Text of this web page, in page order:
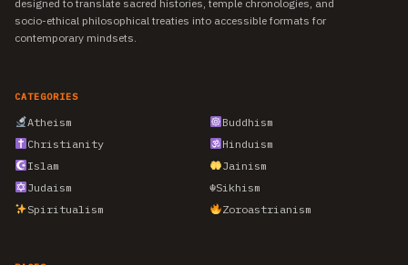
designed to translate sacred histories, temple chronologies, and
socio-ethical philosophical treaties into accessible formats for
contemporary mindsets.
CATEGORIES
Atheism
Buddhism
Christianity
Hinduism
Islam
Jainism
Judaism
☬Sikhism
Spiritualism
Zoroastrianism